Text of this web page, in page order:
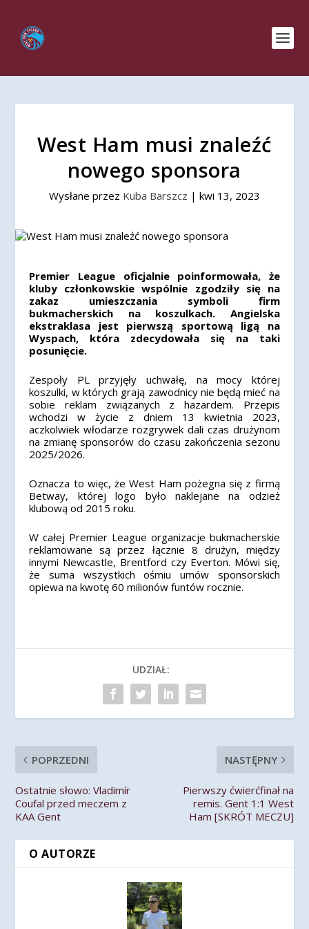
West Ham musi znaleźć
nowego sponsora
Wysłane przez Kuba Barszcz | kwi 13, 2023
Premier League oficjalnie poinformowała, że
kluby członkowskie wspólnie zgodziły się na
zakaz umieszczania symboli firm
bukmacherskich na koszulkach. Angielska
ekstraklasa jest pierwszą sportową ligą na
Wyspach, która zdecydowała się na taki
posunięcie.
Zespoły PL przyjęły uchwałę, na mocy której
koszulki, w których grają zawodnicy nie będą mieć na
sobie reklam związanych z hazardem. Przepis
wchodzi w życie z dniem 13 kwietnia 2023,
aczkolwiek włodarze rozgrywek dali czas drużynom
na zmianę sponsorów do czasu zakończenia sezonu
2025/2026.
Oznacza to więc, że West Ham pożegna się z firmą
Betway, której logo było naklejane na odzież
klubową od 2015 roku.
W całej Premier League organizacje bukmacherskie
reklamowane są przez łącznie 8 drużyn, między
innymi Newcastle, Brentford czy Everton. Mówi się,
że suma wszystkich ośmiu umów sponsorskich
opiewa na kwotę 60 milionów funtów rocznie.
UDZIAŁ:
POPRZEDNI
Ostatnie słowo: Vladimír
Coufal przed meczem z
KAA Gent
NASTĘPNY
Pierwszy ćwierćfinał na
remis. Gent 1:1 West
Ham [SKRÓT MECZU]
O AUTORZE